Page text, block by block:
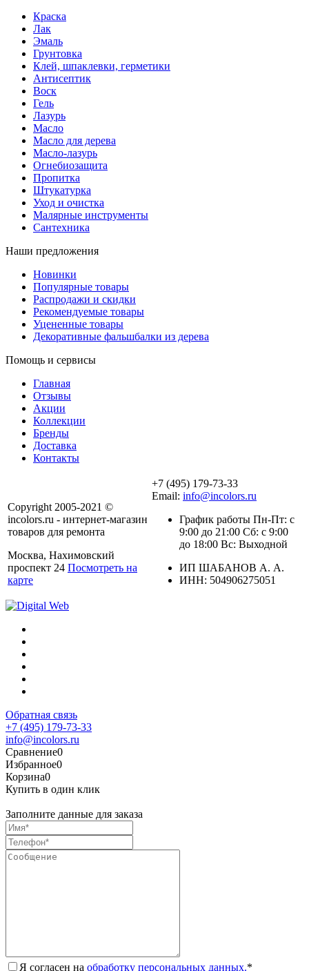
Краска
Лак
Эмаль
Грунтовка
Клей, шпаклевки, герметики
Антисептик
Воск
Гель
Лазурь
Масло
Масло для дерева
Масло-лазурь
Огнебиозащита
Пропитка
Штукатурка
Уход и очистка
Малярные инструменты
Сантехника
Наши предложения
Новинки
Популярные товары
Распродажи и скидки
Рекомендуемые товары
Уцененные товары
Декоративные фальшбалки из дерева
Помощь и сервисы
Главная
Отзывы
Акции
Коллекции
Бренды
Доставка
Контакты
Copyright 2005-2021 ©
incolors.ru - интернет-магазин
товаров для ремонта
Москва, Нахимовский
проспект 24 Посмотреть на
карте
+7 (495) 179-73-33
Email: info@incolors.ru
График работы Пн-Пт: с
9:00 до 21:00 Сб: с 9:00
до 18:00 Вс: Выходной
ИП ШАБАНОВ А. А.
ИНН: 504906275051
Обратная связь
+7 (495) 179-73-33
info@incolors.ru
Сравнение0
Избранное0
Корзина0
Купить в один клик
Заполните данные для заказа
Я согласен на обработку персональных данных.*